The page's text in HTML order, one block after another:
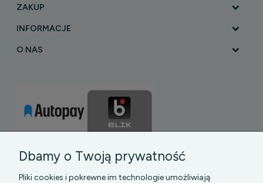
ZAKUP
INFORMACJE
O NAS
Dbamy o Twoją prywatność
Pliki cookies i pokrewne im technologie umożliwiają